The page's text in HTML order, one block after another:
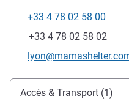
Téléphone
+33 4 78 02 58 00
Fax
+33 4 78 02 58 02
Email de contact
Accès et transports
Accès & Transport (1)